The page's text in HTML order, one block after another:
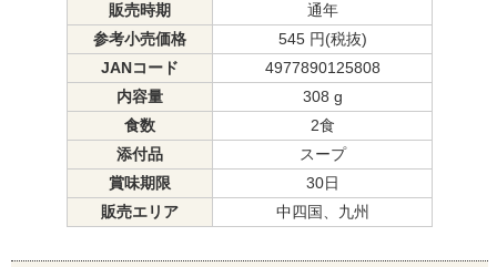
販売時期
通年
参考小売価格
545 円(税抜)
JANコード
4977890125808
内容量
308 g
食数
2食
添付品
スープ
賞味期限
30日
販売エリア
中四国、九州